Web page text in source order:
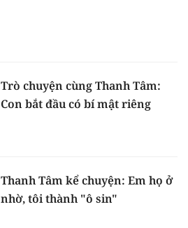
Trò chuyện cùng Thanh Tâm:
Con bắt đầu có bí mật riêng
Thanh Tâm kể chuyện: Em họ ở
nhờ, tôi thành "ô sin"